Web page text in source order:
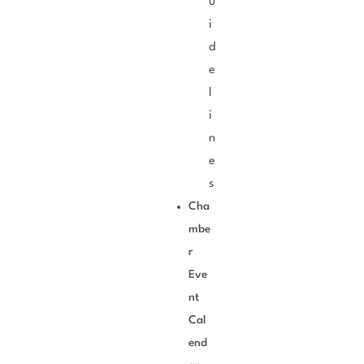
i
d
e
l
i
n
e
s
Cha
mbe
r
Eve
nt
Cal
end